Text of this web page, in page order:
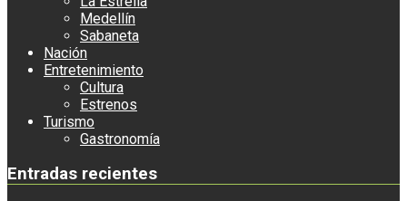
Medellín
Sabaneta
Nación
Entretenimiento
Cultura
Estrenos
Turismo
Gastronomía
Entradas recientes